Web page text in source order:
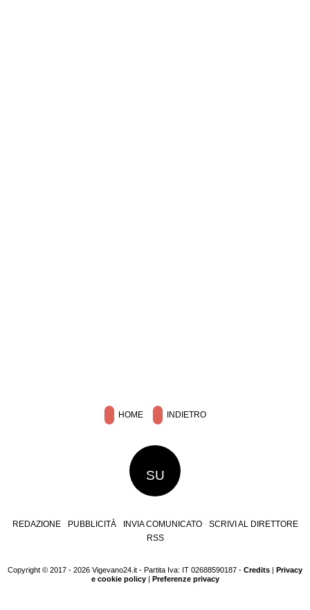
HOME INDIETRO
SU
REDAZIONE PUBBLICITÀ INVIA COMUNICATO
SCRIVI AL DIRETTORE
RSS
Copyright © 2017 - 2026 Vigevano24.it - Partita Iva: IT 02688590187 - Credits | Privacy
e cookie policy| Preferenze privacy